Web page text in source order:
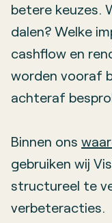
betere keuzes.
dalen? Welke
cashflow en
worden vooraf
achteraf
Binnen ons
gebruiken wij
structureel te
verbeteracties.